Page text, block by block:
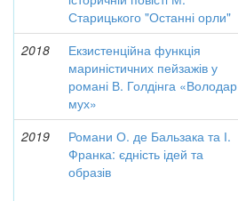
Старицького "Останні орли"
2018
Екзистенційна функція
мариністичних пейзажів у
романі В. Голдінга «Володар
мух»
2019
Романи О. де Бальзака та І.
Франка: єдність ідей та
образів